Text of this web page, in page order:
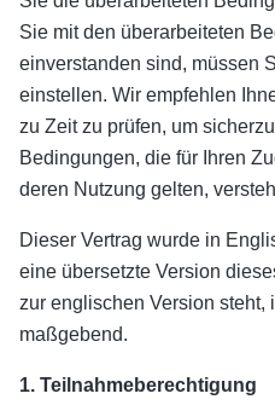
Sie mit den überarbeiteten
einverstanden sind, müssen
einstellen. Wir empfehlen
zu Zeit zu prüfen, um
Bedingungen, die für Ihren
deren Nutzung gelten,
Dieser Vertrag wurde in
eine übersetzte Version
zur englischen Version steht,
maßgebend.
1. Teilnahmeberechtigung